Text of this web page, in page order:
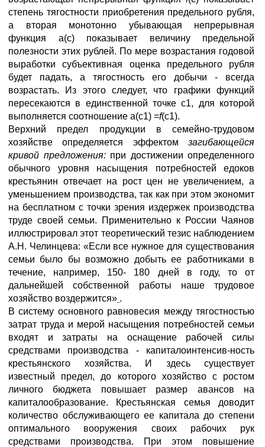
степень тягостности приобретения предельного рубля,
а вторая монотонно убывающая непрерывная
функция a(c) показывает величину предельной
полезности этих рублей. По мере возрастания годовой
выработки субъективная оценка предельного рубля
будет падать, а тягостность его добычи - всегда
возрастать. Из этого следует, что графики функций
пересекаются в единственной точке c1, для которой
выполняется соотношение a(c1) =f(c1).
Верхний предел продукции в семейно-трудовом
хозяйстве определяется эффектом загибающейся
кривой предложения:при достижении определенного
обычного уровня насыщения потребностей едоков
крестьянин отвечает на рост цен не увеличением, а
уменьшением производства, так как при этом экономит
на бесплатном с точки зрения издержек производства
труде своей семьи. Применительно к России Чаянов
иллюстрировал этот теоретический тезис наблюдением
А.Н. Челинцева: «Если все нужное для существования
семьи было бы возможно добыть ее работниками в
течение, например, 150- 180 дней в году, то от
дальнейшей собственной работы наше трудовое
хозяйство воздержится» .
В систему основного равновесия между тягостностью
затрат труда и мерой насыщения потребностей семьи
входят и затраты на оснащение рабочей силы
средствами производства - капиталоинтенсив-ность
крестьянского хозяйства. И здесь существует
известный предел, до которого хозяйство с ростом
личного бюджета повышает размер авансов на
капиталообразование. Крестьянская семья доводит
количество обслуживающего ее капитала до степени
оптимального вооружения своих рабочих рук
средствами производства. При этом повышение